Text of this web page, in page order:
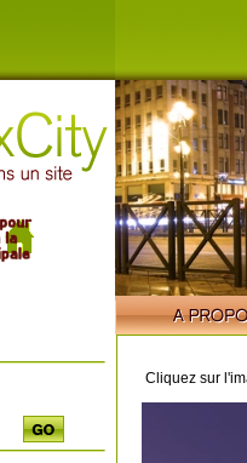
Cliquez sur